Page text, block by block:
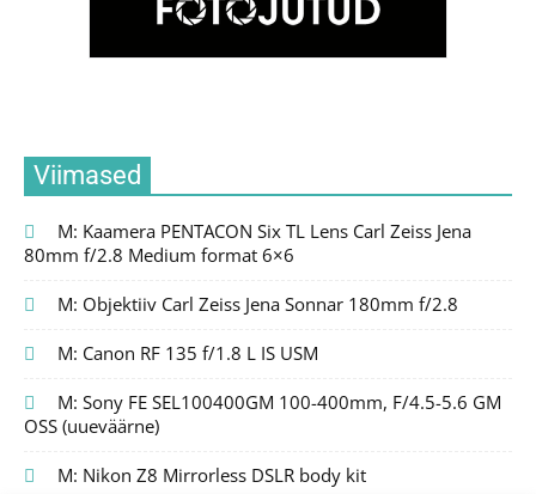
Viimased
M: Kaamera PENTACON Six TL Lens Carl Zeiss Jena
80mm f/2.8 Medium format 6×6
M: Objektiiv Carl Zeiss Jena Sonnar 180mm f/2.8
M: Canon RF 135 f/1.8 L IS USM
M: Sony FE SEL100400GM 100-400mm, F/4.5-5.6 GM
OSS (uueväärne)
M: Nikon Z8 Mirrorless DSLR body kit